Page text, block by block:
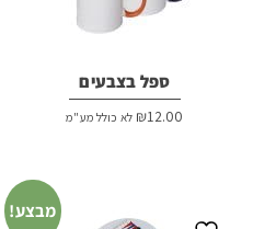
ספל בצבעים
₪12.00 לא כולל מע"מ
מבצע!